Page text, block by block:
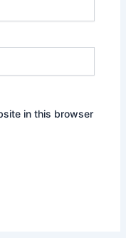
in this browser